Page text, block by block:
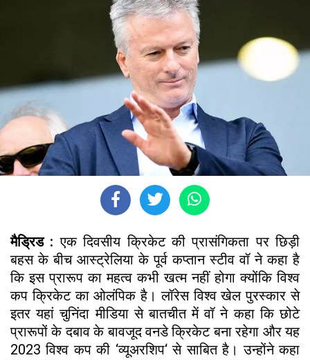
मैड्रिड :एक दिवसीय क्रिकेट की प्रासंगिकता पर छिड़ी
बहस के बीच आस्ट्रेलिया के पूर्व कप्तान स्टीव वॉ ने कहा है
कि इस प्रारूप का महत्व कभी खत्म नहीं होगा क्योंकि विश्व
कप क्रिकेट का ओलंपिक है। लॉरेस विश्व खेल पुरस्कार से
इतर यहां चुनिंदा मीडिया से बातचीत में वॉ ने कहा कि छोटे
प्रारूपों के दबाव के बावजूद वनडे क्रिकेट बना रहेगा और यह
2023 विश्व कप की ‘व्यूअरशिप‘ से साबित है। उन्होंने कहा